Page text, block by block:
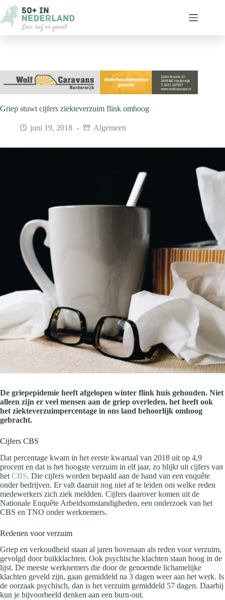
naar
de
inhoud
Griep stuwt cijfers ziekteverzuim flink omhoog
juni 19, 2018 Algemeen
De griepepidemie heeft afgelopen winter flink huis gehouden. Niet
alleen zijn er veel mensen aan de griep overleden, het heeft ook
het ziekteverzuimpercentage in ons land behoorlijk omhoog
gebracht.
Cijfers CBS
Dat percentage kwam in het eerste kwartaal van 2018 uit op 4,9
procent en dat is het hoogste verzuim in elf jaar, zo blijkt uit cijfers van
het CBS. Die cijfers worden bepaald aan de hand van een enquête
onder bedrijven. Er valt daaruit nog niet af te leiden om welke reden
medewerkers zich ziek meldden. Cijfers daarover komen uit de
Nationale Enquête Arbeidsomstandigheden, een onderzoek van het
CBS en TNO onder werknemers.
Redenen voor verzuim
Griep en verkoudheid staan al jaren bovenaan als reden voor verzuim,
gevolgd door buikklachten. Ook psychische klachten staan hoog in de
lijst. De meeste werknemers die door de genoemde lichamelijke
klachten geveld zijn, gaan gemiddeld na 3 dagen weer aan het werk. Is
de oorzaak psychisch, dan is het verzuim gemiddeld 57 dagen. Daarbij
kun je bijvoorbeeld denken aan een burn-out.